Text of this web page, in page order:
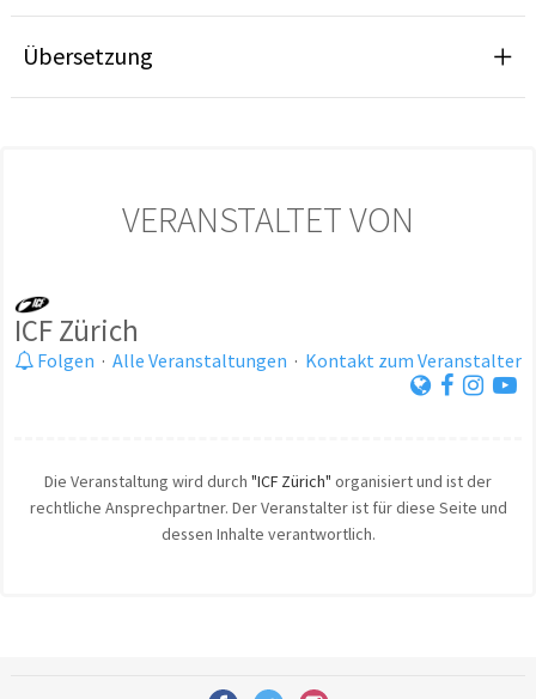
Übersetzung
VERANSTALTET VON
ICF Zürich
Folgen · Alle Veranstaltungen · Kontakt zum Veranstalter
Die Veranstaltung wird durch "ICF Zürich" organisiert und ist der
rechtliche Ansprechpartner. Der Veranstalter ist für diese Seite und
dessen Inhalte verantwortlich.